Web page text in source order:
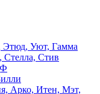
Уют, Гамма
Стив
Арко, Итен, Мэт,